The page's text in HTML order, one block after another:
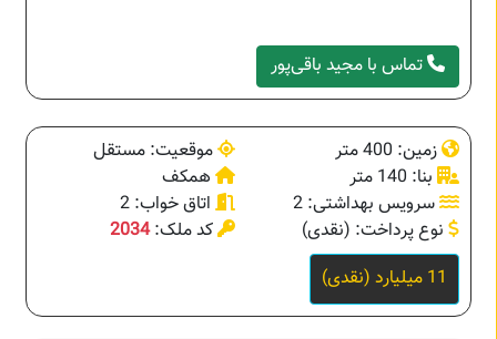
تماس با مجید باقی‌پور
زمین: 400 متر
موقعیت: مستقل
بنا: 140 متر
همکف
سرویس بهداشتی: 2
اتاق خواب: 2
نوع پرداخت: (نقدی)
کد ملک:2034
11 میلیارد (نقدی)